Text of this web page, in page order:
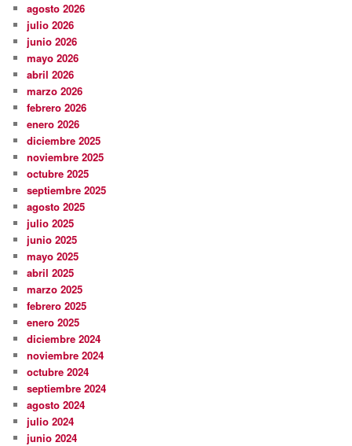
agosto 2026
julio 2026
junio 2026
mayo 2026
abril 2026
marzo 2026
febrero 2026
enero 2026
diciembre 2025
noviembre 2025
octubre 2025
septiembre 2025
agosto 2025
julio 2025
junio 2025
mayo 2025
abril 2025
marzo 2025
febrero 2025
enero 2025
diciembre 2024
noviembre 2024
octubre 2024
septiembre 2024
agosto 2024
julio 2024
junio 2024